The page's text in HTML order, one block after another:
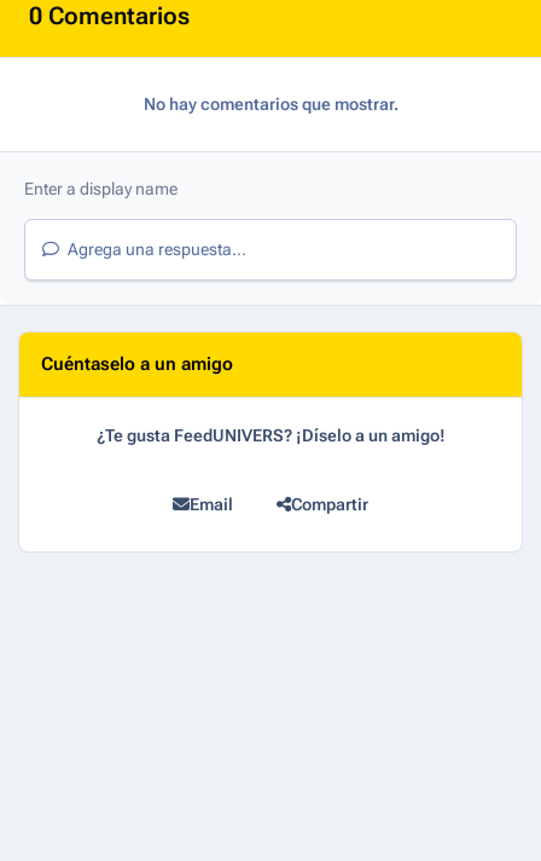
0 Comentarios
No hay comentarios que mostrar.
Agrega una respuesta...
Cuéntaselo a un amigo
¿Te gusta FeedUNIVERS? ¡Díselo a un amigo!
Email Compartir